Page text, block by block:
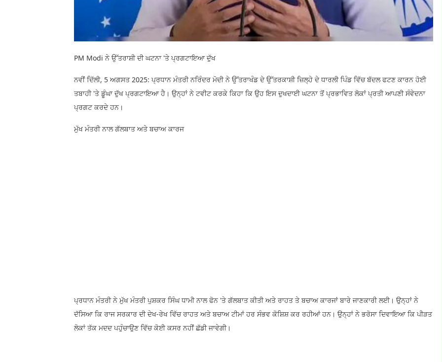
PM Modi ਨੇ ਉੱਤਰਾਸ਼ੀ ਦੀ ਘਟਨਾ 'ਤੇ ਪ੍ਰਗਟਾਇਆ ਦੁੱਖ
ਨਵੀਂ ਦਿੱਲੀ, 5 ਅਗਸਤ 2025: ਪ੍ਰਧਾਨ ਮੰਤਰੀ ਨਰਿੰਦਰ ਮੋਦੀ ਨੇ ਉੱਤਰਾਖੰਡ ਦੇ ਉੱਤਰਕਾਸ਼ੀ ਜ਼ਿਲ੍ਹੇ ਦੇ ਧਾਰਲੀ ਪਿੰਡ ਵਿੱਚ ਬੱਦਲ ਫਟਣ ਕਾਰਨ ਹੋਈ
ਤਬਾਹੀ 'ਤੇ ਡੂੰਘਾ ਦੁੱਖ ਪ੍ਰਗਟਾਇਆ ਹੈ। ਉਨ੍ਹਾਂ ਨੇ ਟਵੀਟ ਕਰਕੇ ਕਿਹਾ ਕਿ ਉਹ ਇਸ ਦੁਖਦਾਈ ਘਟਨਾ ਤੋਂ ਪ੍ਰਭਾਵਿਤ ਲੋਕਾਂ ਪ੍ਰਤੀ ਆਪਣੀ ਸੰਵੇਦਨਾ
ਪ੍ਰਗਟ ਕਰਦੇ ਹਨ।
ਮੁੱਖ ਮੰਤਰੀ ਨਾਲ ਗੱਲਬਾਤ ਅਤੇ ਬਚਾਅ ਕਾਰਜ
ਪ੍ਰਧਾਨ ਮੰਤਰੀ ਨੇ ਮੁੱਖ ਮੰਤਰੀ ਪੁਸ਼ਕਰ ਸਿੰਘ ਧਾਮੀ ਨਾਲ ਫੋਨ 'ਤੇ ਗੱਲਬਾਤ ਕੀਤੀ ਅਤੇ ਰਾਹਤ ਤੇ ਬਚਾਅ ਕਾਰਜਾਂ ਬਾਰੇ ਜਾਣਕਾਰੀ ਲਈ। ਉਨ੍ਹਾਂ ਨੇ
ਦੱਸਿਆ ਕਿ ਰਾਜ ਸਰਕਾਰ ਦੀ ਦੇਖ-ਰੇਖ ਵਿੱਚ ਰਾਹਤ ਅਤੇ ਬਚਾਅ ਟੀਮਾਂ ਹਰ ਸੰਭਵ ਕੋਸ਼ਿਸ਼ ਕਰ ਰਹੀਆਂ ਹਨ। ਉਨ੍ਹਾਂ ਨੇ ਭਰੋਸਾ ਦਿਵਾਇਆ ਕਿ ਪੀੜਤ
ਲੋਕਾਂ ਤੱਕ ਮਦਦ ਪਹੁੰਚਾਉਣ ਵਿੱਚ ਕੋਈ ਕਸਰ ਨਹੀਂ ਛੱਡੀ ਜਾਵੇਗੀ।